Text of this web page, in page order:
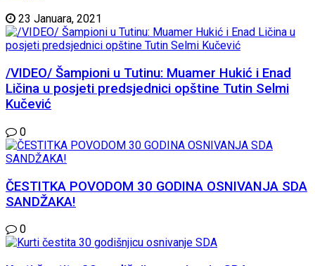
23 Januara, 2021
/VIDEO/ Šampioni u Tutinu: Muamer Hukić i Enad
Ličina u posjeti predsjednici opštine Tutin Selmi
Kučević
0
ČESTITKA POVODOM 30 GODINA OSNIVANJA SDA
SANDŽAKA!
0